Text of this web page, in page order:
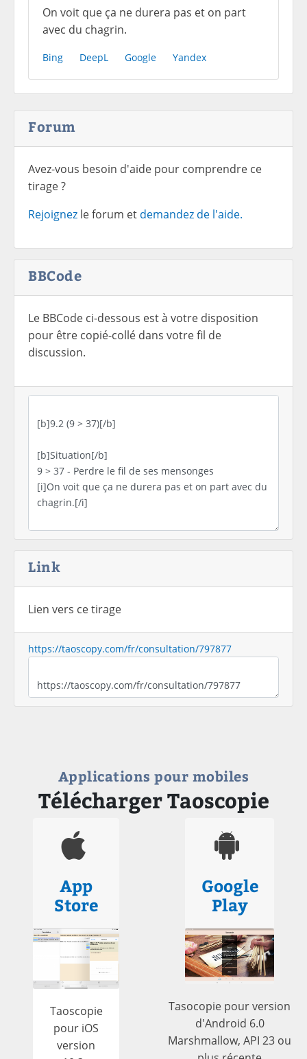
On voit que ça ne durera pas et on part
avec du chagrin.
Bing DeepL Google Yandex
Forum
Avez-vous besoin d'aide pour comprendre ce
tirage ?
Rejoignez le forum et demandez de l'aide.
BBCode
Le BBCode ci-dessous est à votre disposition
pour être copié-collé dans votre fil de
discussion.
Link
Lien vers ce tirage
https://taoscopy.com/fr/consultation/797877
Applications pour mobiles
Télécharger Taoscopie
App
Store
Taoscopie
pour iOS
version
Google
Play
Tasocopie pour version
d'Android 6.0
Marshmallow, API 23 ou